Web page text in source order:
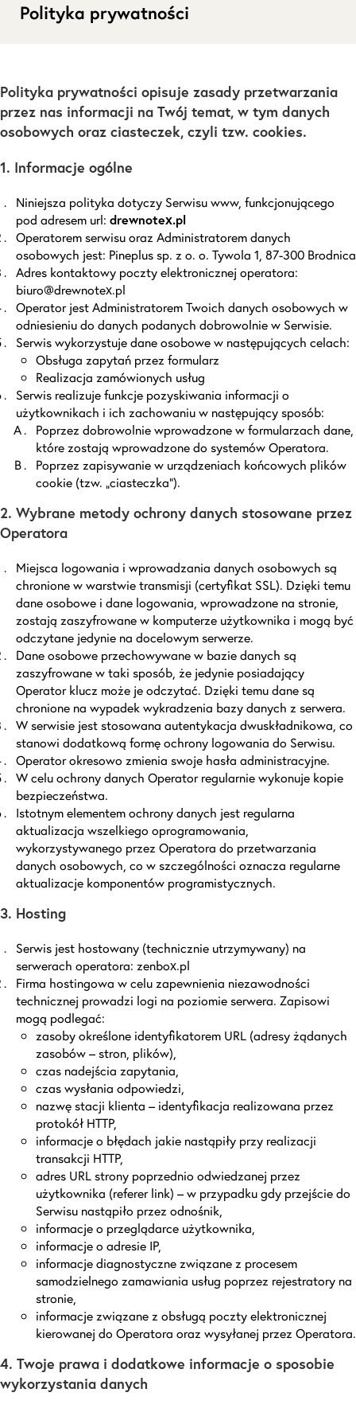
Polityka prywatności
Polityka prywatności opisuje zasady przetwarzania
przez nas informacji na Twój temat, w tym danych
osobowych oraz ciasteczek, czyli tzw. cookies.
1. Informacje ogólne
Niniejsza polityka dotyczy Serwisu www, funkcjonującego
pod adresem url: drewnotex.pl
Operatorem serwisu oraz Administratorem danych
osobowych jest: Pineplus sp. z o. o. Tywola 1, 87-300 Brodnica
Adres kontaktowy poczty elektronicznej operatora:
biuro@drewnotex.pl
Operator jest Administratorem Twoich danych osobowych w
odniesieniu do danych podanych dobrowolnie w Serwisie.
Serwis wykorzystuje dane osobowe w następujących celach:
Obsługa zapytań przez formularz
Realizacja zamówionych usług
Serwis realizuje funkcje pozyskiwania informacji o
użytkownikach i ich zachowaniu w następujący sposób:
Poprzez dobrowolnie wprowadzone w formularzach dane,
które zostają wprowadzone do systemów Operatora.
Poprzez zapisywanie w urządzeniach końcowych plików
cookie (tzw. „ciasteczka”).
2. Wybrane metody ochrony danych stosowane przez
Operatora
Miejsca logowania i wprowadzania danych osobowych są
chronione w warstwie transmisji (certyfikat SSL). Dzięki temu
dane osobowe i dane logowania, wprowadzone na stronie,
zostają zaszyfrowane w komputerze użytkownika i mogą być
odczytane jedynie na docelowym serwerze.
Dane osobowe przechowywane w bazie danych są
zaszyfrowane w taki sposób, że jedynie posiadający
Operator klucz może je odczytać. Dzięki temu dane są
chronione na wypadek wykradzenia bazy danych z serwera.
W serwisie jest stosowana autentykacja dwuskładnikowa, co
stanowi dodatkową formę ochrony logowania do Serwisu.
Operator okresowo zmienia swoje hasła administracyjne.
W celu ochrony danych Operator regularnie wykonuje kopie
bezpieczeństwa.
Istotnym elementem ochrony danych jest regularna
aktualizacja wszelkiego oprogramowania,
wykorzystywanego przez Operatora do przetwarzania
danych osobowych, co w szczególności oznacza regularne
aktualizacje komponentów programistycznych.
3. Hosting
Serwis jest hostowany (technicznie utrzymywany) na
serwerach operatora: zenbox.pl
Firma hostingowa w celu zapewnienia niezawodności
technicznej prowadzi logi na poziomie serwera. Zapisowi
mogą podlegać:
zasoby określone identyfikatorem URL (adresy żądanych
zasobów – stron, plików),
czas nadejścia zapytania,
czas wysłania odpowiedzi,
nazwę stacji klienta – identyfikacja realizowana przez
protokół HTTP,
informacje o błędach jakie nastąpiły przy realizacji
transakcji HTTP,
adres URL strony poprzednio odwiedzanej przez
użytkownika (referer link) – w przypadku gdy przejście do
Serwisu nastąpiło przez odnośnik,
informacje o przeglądarce użytkownika,
informacje o adresie IP,
informacje diagnostyczne związane z procesem
samodzielnego zamawiania usług poprzez rejestratory na
stronie,
informacje związane z obsługą poczty elektronicznej
kierowanej do Operatora oraz wysyłanej przez Operatora.
4. Twoje prawa i dodatkowe informacje o sposobie
wykorzystania danych